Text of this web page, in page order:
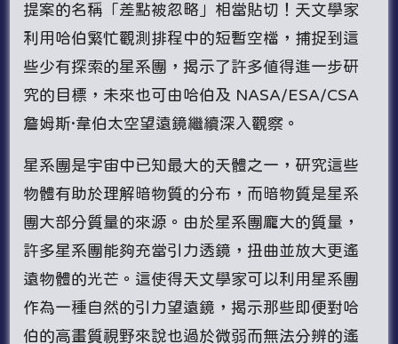
提案的名稱「差點被忽略」相當貼切！天文學家
利用哈伯繁忙觀測排程中的短暫空檔，捕捉到這
些少有探索的星系團，揭示了許多值得進一步研
究的目標，未來也可由哈伯及 NASA/ESA/CSA
詹姆斯·韋伯太空望遠鏡繼續深入觀察。
星系團是宇宙中已知最大的天體之一，研究這些
物體有助於理解暗物質的分布，而暗物質是星系
團大部分質量的來源。由於星系團龐大的質量，
許多星系團能夠充當引力透鏡，扭曲並放大更遙
遠物體的光芒。這使得天文學家可以利用星系團
作為一種自然的引力望遠鏡，揭示那些即便對哈
伯的高畫質視野來說也過於微弱而無法分辨的遙